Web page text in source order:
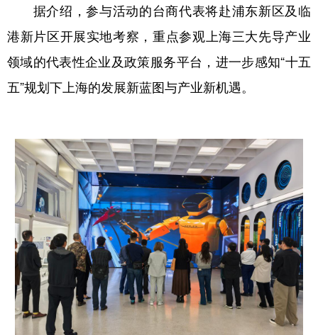
据介绍，参与活动的台商代表将赴浦东新区及临
港新片区开展实地考察，重点参观上海三大先导产业
领域的代表性企业及政策服务平台，进一步感知“十五
五”规划下上海的发展新蓝图与产业新机遇。